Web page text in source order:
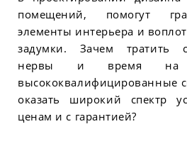
помещений, помогут
элементы интерьера и
задумки. Зачем тратить
нервы и время на
высококвалифицированные
оказать широкий спектр
ценам и с гарантией?